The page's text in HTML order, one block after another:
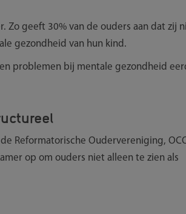
Zo geeft 30% van de ouders aan dat zij
gezondheid van hun kind.
problemen bij mentale gezondheid
Reformatorische Oudervereniging,
op om ouders niet alleen te zien als